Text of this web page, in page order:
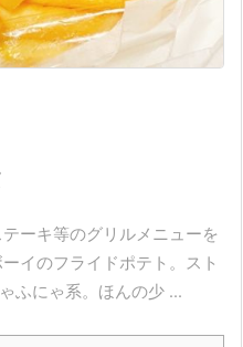
ーキ等のグリルメニューを
イのフライドポテト。スト
ふにゃ系。ほんの少 ...